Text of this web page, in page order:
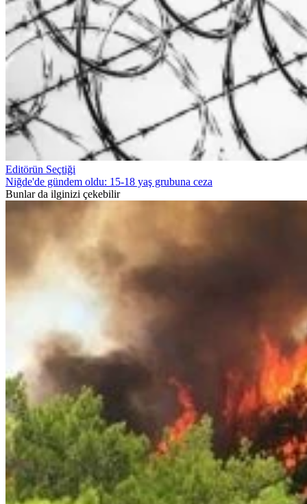
Editörün Seçtiği
Niğde'de gündem oldu: 15-18 yaş grubuna ceza
Bunlar da ilginizi çekebilir